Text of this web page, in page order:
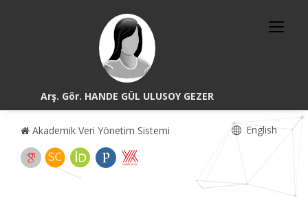
Arş. Gör. HANDE GÜL ULUSOY GEZER
Akademik Veri Yönetim Sistemi English